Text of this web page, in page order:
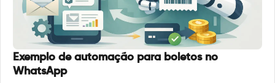
Exemplo de automação para boletos no
WhatsApp